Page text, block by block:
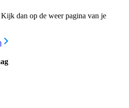
dan op de weer pagina van je